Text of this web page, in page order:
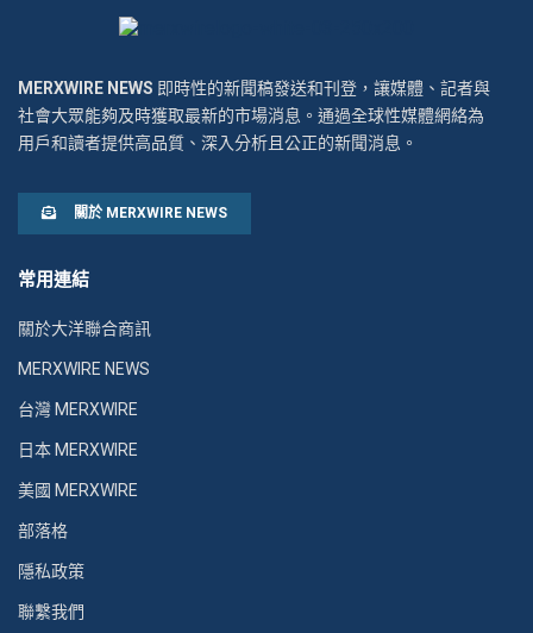
MERXWIRE NEWS 即時性的新聞稿發送和刊登，讓媒體、記者與
社會大眾能夠及時獲取最新的市場消息。通過全球性媒體網絡為
用戶和讀者提供高品質、深入分析且公正的新聞消息。
關於 MERXWIRE NEWS
常用連結
關於大洋聯合商訊
MERXWIRE NEWS
台灣 MERXWIRE
日本 MERXWIRE
美國 MERXWIRE
部落格
隱私政策
聯繫我們